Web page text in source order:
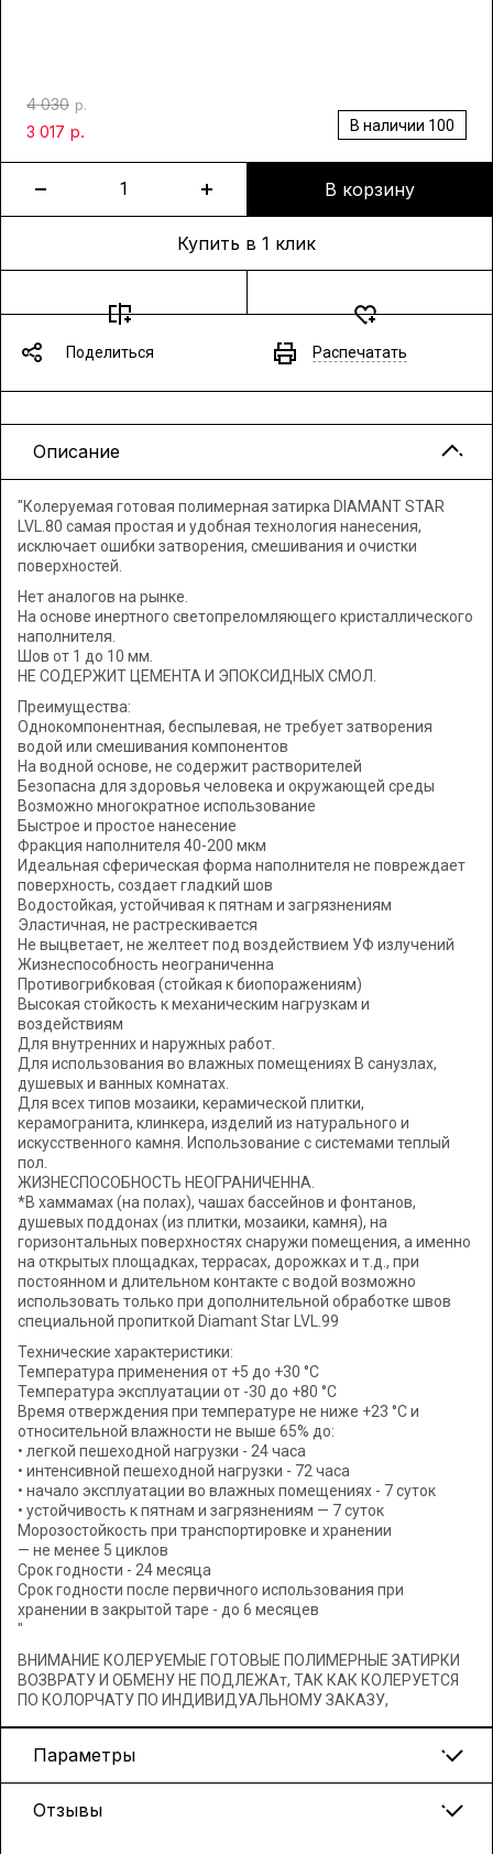
В наличии 100
4 030 р.
3 017 р.
В корзину
Купить в 1 клик
Поделиться Распечатать
Описание
"Колеруемая готовая полимерная затирка DIAMANT STAR
LVL.80 самая простая и удобная технология нанесения,
исключает ошибки затворения, смешивания и очистки
поверхностей.
Нет аналогов на рынке.
На основе инертного светопреломляющего кристаллического
наполнителя.
Шов от 1 до 10 мм.
НЕ СОДЕРЖИТ ЦЕМЕНТА И ЭПОКСИДНЫХ СМОЛ.
Преимущества:
Однокомпонентная, беспылевая, не требует затворения
водой или смешивания компонентов
На водной основе, не содержит растворителей
Безопасна для здоровья человека и окружающей среды
Возможно многократное использование
Быстрое и простое нанесение
Фракция наполнителя 40-200 мкм
Идеальная сферическая форма наполнителя не повреждает
поверхность, создает гладкий шов
Водостойкая, устойчивая к пятнам и загрязнениям
Эластичная, не растрескивается
Не выцветает, не желтеет под воздействием УФ излучений
Жизнеспособность неограниченна
Противогрибковая (стойкая к биопоражениям)
Высокая стойкость к механическим нагрузкам и
воздействиям
Для внутренних и наружных работ.
Для использования во влажных помещениях В санузлах,
душевых и ванных комнатах.
Для всех типов мозаики, керамической плитки,
керамогранита, клинкера, изделий из натурального и
искусственного камня. Использование с системами теплый
пол.
ЖИЗНЕСПОСОБНОСТЬ НЕОГРАНИЧЕННА.
*В хаммамах (на полах), чашах бассейнов и фонтанов,
душевых поддонах (из плитки, мозаики, камня), на
горизонтальных поверхностях снаружи помещения, а именно
на открытых площадках, террасах, дорожках и т.д., при
постоянном и длительном контакте с водой возможно
использовать только при дополнительной обработке швов
специальной пропиткой Diamant Star LVL.99
Технические характеристики:
Температура применения от +5 до +30 °C
Температура эксплуатации от -30 до +80 °C
Время отверждения при температуре не ниже +23 °C и
относительной влажности не выше 65% до:
• легкой пешеходной нагрузки - 24 часа
• интенсивной пешеходной нагрузки - 72 часа
• начало эксплуатации во влажных помещениях - 7 суток
• устойчивость к пятнам и загрязнениям — 7 суток
Морозостойкость при транспортировке и хранении
— не менее 5 циклов
Срок годности - 24 месяца
Срок годности после первичного использования при
хранении в закрытой таре - до 6 месяцев
"
ВНИМАНИЕ КОЛЕРУЕМЫЕ ГОТОВЫЕ ПОЛИМЕРНЫЕ ЗАТИРКИ
ВОЗВРАТУ И ОБМЕНУ НЕ ПОДЛЕЖАт, ТАК КАК КОЛЕРУЕТСЯ
ПО КОЛОРЧАТУ ПО ИНДИВИДУАЛЬНОМУ ЗАКАЗУ,
Параметры
Отзывы